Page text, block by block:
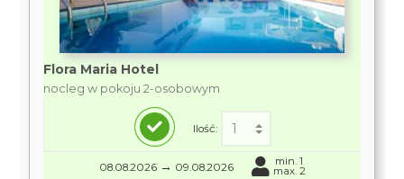
Flora Maria Hotel
nocleg w pokoju 2-osobowym
Ilość:
08.08.2026 → 09.08.2026 min. 1
max. 2